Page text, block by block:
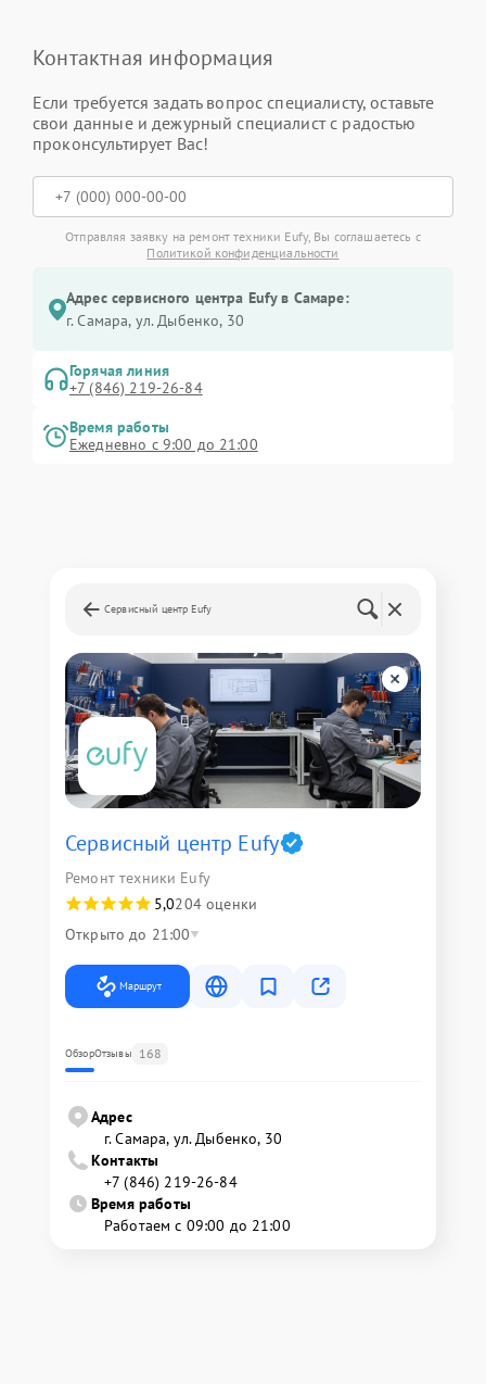
Контактная информация
Если требуется задать вопрос специалисту, оставьте
свои данные и дежурный специалист с радостью
проконсультирует Вас!
Отправляя заявку на ремонт техники Eufy, Вы соглашаетесь с
Политикой конфиденциальности
Адрес сервисного центра Eufy в Самаре:
г. Самара, ул. Дыбенко, 30
Горячая линия
+7 (846) 219-26-84
Время работы
Ежедневно с 9:00 до 21:00
Сервисный центр Eufy
Сервисный центр Eufy
Ремонт техники Eufy
5,0204 оценки
Открыто до 21:00
Маршрут
ОбзорОтзывы 168
Адрес
г. Самара, ул. Дыбенко, 30
Контакты
+7 (846) 219-26-84
Время работы
Работаем с 09:00 до 21:00